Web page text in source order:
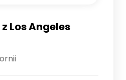
Los Angeles